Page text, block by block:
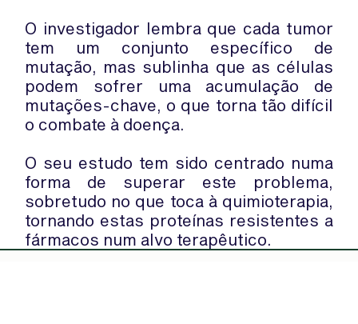
O investigador lembra que cada tumor
tem um conjunto específico de
mutação, mas sublinha que as células
podem sofrer uma acumulação de
mutações-chave, o que torna tão difícil
o combate à doença.
O seu estudo tem sido centrado numa
forma de superar este problema,
sobretudo no que toca à quimioterapia,
tornando estas proteínas resistentes a
fármacos num alvo terapêutico.